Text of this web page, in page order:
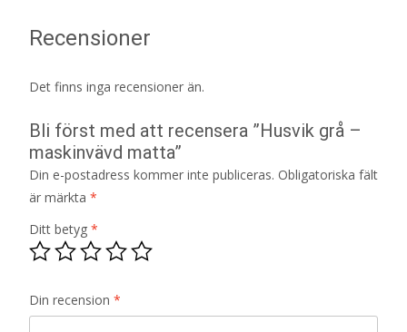
Recensioner
Det finns inga recensioner än.
Bli först med att recensera ”Husvik grå –
maskinvävd matta”
Din e-postadress kommer inte publiceras. Obligatoriska fält
är märkta *
Ditt betyg *
Din recension *